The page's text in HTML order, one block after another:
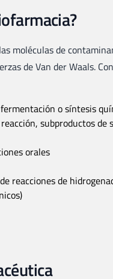
moléculas de
de Van der Waals.
o síntesis
subproductos de
orales
reacciones de